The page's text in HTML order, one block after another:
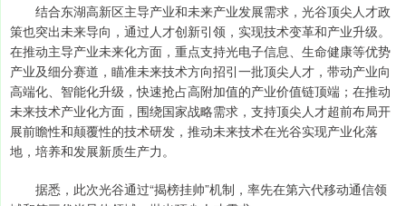
结合东湖高新区主导产业和未来产业发展需求，光谷顶尖人才政
策也突出未来导向，通过人才创新引领，实现技术变革和产业升级。
在推动主导产业未来化方面，重点支持光电子信息、生命健康等优势
产业及细分赛道，瞄准未来技术方向招引一批顶尖人才，带动产业向
高端化、智能化升级，快速抢占高附加值的产业价值链顶端；在推动
未来技术产业化方面，围绕国家战略需求，支持顶尖人才超前布局开
展前瞻性和颠覆性的技术研发，推动未来技术在光谷实现产业化落
地，培养和发展新质生产力。
据悉，此次光谷通过“揭榜挂帅”机制，率先在第六代移动通信领